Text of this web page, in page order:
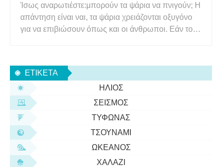
Ίσως αναρωτιέστε:μπορούν τα ψάρια να πνιγούν; Η
απάντηση είναι ναι, τα ψάρια χρειάζονται οξυγόνο
για να επιβιώσουν όπως και οι άνθρωποι. Εάν το
μπορεί να συμβεί συχνά εάν αφήσετε ένα
χρυσόψαρο σε ένα μικρό
ΕΤΙΚΈΤΑ
ΉΛΙΟΣ
ΣΕΙΣΜΌΣ
ΤΥΦΏΝΑΣ
ΤΣΟΥΝΆΜΙ
ΩΚΕΑΝΌΣ
ΧΑΛΆΖΙ